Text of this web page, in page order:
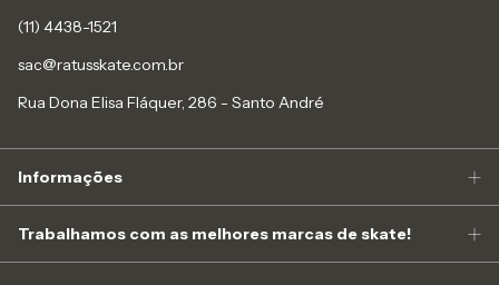
(11) 4438-1521
sac@ratusskate.com.br
Rua Dona Elisa Fláquer, 286 - Santo André
Informações
Trabalhamos com as melhores marcas de skate!